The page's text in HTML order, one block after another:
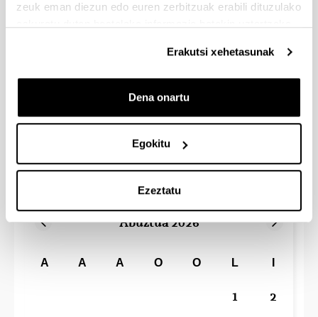
zeuk eman diezun edo euren zerbitzuak erabili dituzulako
Erakutsi xehetasunak
Dena onartu
Egokitu
Ezeztatu
Fakultateko ekitaldien eta hitzaldien
Hautatu ekitaldi mota
Abuztua 2026
A A A O O L
1 2